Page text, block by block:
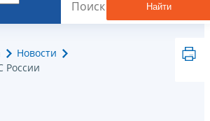
Найти
Новости
России